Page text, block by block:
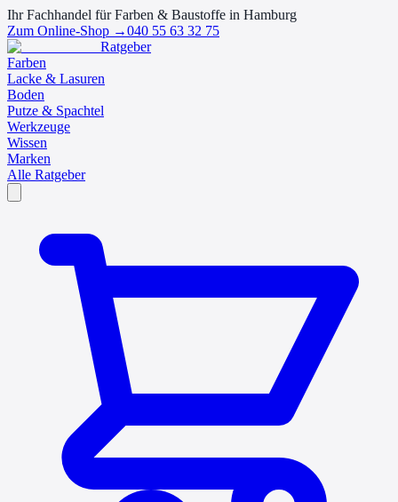
Ihr Fachhandel für Farben & Baustoffe in Hamburg
Zum Online-Shop →040 55 63 32 75
Ratgeber
Farben
Lacke & Lasuren
Boden
Putze & Spachtel
Werkzeuge
Wissen
Marken
Alle Ratgeber